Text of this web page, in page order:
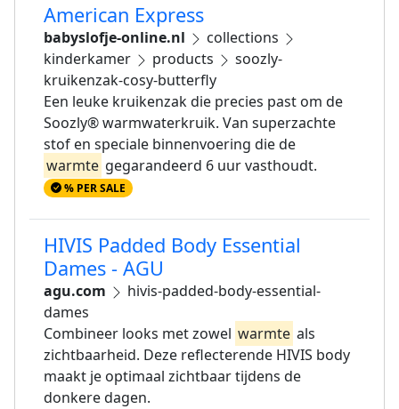
American Express
babyslofje-online.nl
collections
kinderkamer
products
soozly-
kruikenzak-cosy-butterfly
Een leuke kruikenzak die precies past om de
Soozly® warmwaterkruik. Van superzachte
stof en speciale binnenvoering die de
warmte gegarandeerd 6 uur vasthoudt.
% PER SALE
HIVIS Padded Body Essential
Dames - AGU
agu.com
hivis-padded-body-essential-
dames
Combineer looks met zowel warmte als
zichtbaarheid. Deze reflecterende HIVIS body
maakt je optimaal zichtbaar tijdens de
donkere dagen.